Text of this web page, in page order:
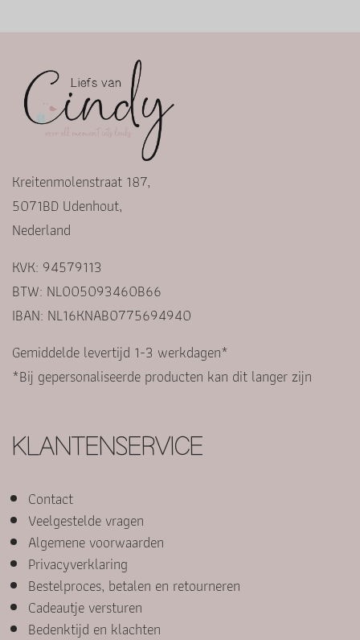
Kreitenmolenstraat 187,
5071BD Udenhout,
Nederland
KVK: 94579113
BTW: NL005093460B66
IBAN: NL16KNAB0775694940
Gemiddelde levertijd 1-3 werkdagen*
*Bij gepersonaliseerde producten kan dit langer zijn
KLANTENSERVICE
Contact
Veelgestelde vragen
Algemene voorwaarden
Privacyverklaring
Bestelproces, betalen en retourneren
Cadeautje versturen
Bedenktijd en klachten